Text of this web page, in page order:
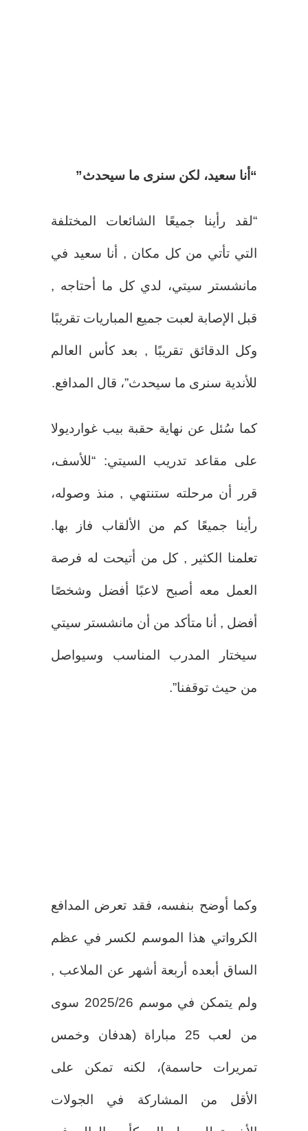
“أنا سعيد، لكن سنرى ما سيحدث”
“لقد رأينا جميعًا الشائعات المختلفة
التي تأتي من كل مكان , أنا سعيد في
مانشستر سيتي، لدي كل ما أحتاجه ,
قبل الإصابة لعبت جميع المباريات تقريبًا
وكل الدقائق تقريبًا , بعد كأس العالم
للأندية سنرى ما سيحدث”، قال المدافع.
كما سُئل عن نهاية حقبة بيب غوارديولا
على مقاعد تدريب السيتي: “للأسف،
قرر أن مرحلته ستنتهي , منذ وصوله،
رأينا جميعًا كم من الألقاب فاز بها.
تعلمنا الكثير , كل من أتيحت له فرصة
العمل معه أصبح لاعبًا أفضل وشخصًا
أفضل , أنا متأكد من أن مانشستر سيتي
سيختار المدرب المناسب وسيواصل
من حيث توقفنا”.
وكما أوضح بنفسه، فقد تعرض المدافع
الكرواتي هذا الموسم لكسر في عظم
الساق أبعده أربعة أشهر عن الملاعب ,
ولم يتمكن في موسم 2025/26 سوى
من لعب 25 مباراة (هدفان وخمس
تمريرات حاسمة)، لكنه تمكن على
الأقل من المشاركة في الجولات